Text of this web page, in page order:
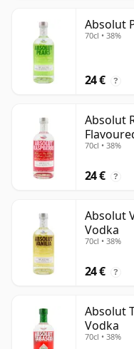
Absolut
70cl • 38%
24 € ?
Absolut
70cl • 38%
24 € ?
Absolut
Vodka
70cl • 38%
24 € ?
Absolut
Vodka
70cl • 38%